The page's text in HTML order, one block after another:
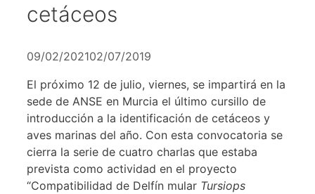
cetáceos
09/02/202102/07/2019
El próximo 12 de julio, viernes, se impartirá en la
sede de ANSE en Murcia el último cursillo de
introducción a la identificación de cetáceos y
aves marinas del año. Con esta convocatoria se
cierra la serie de cuatro charlas que estaba
prevista como actividad en el proyecto
“Compatibilidad de Delfín mular Tursiops